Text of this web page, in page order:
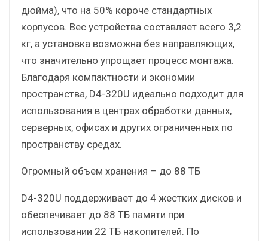
дюйма), что на 50% короче стандартных
корпусов. Вес устройства составляет всего 3,2
кг, а установка возможна без направляющих,
что значительно упрощает процесс монтажа.
Благодаря компактности и экономии
пространства, D4-320U идеально подходит для
использования в центрах обработки данных,
серверных, офисах и других ограниченных по
пространству средах.
Огромный объем хранения – до 88 ТБ
D4-320U поддерживает до 4 жестких дисков и
обеспечивает до 88 ТБ памяти при
использовании 22 ТБ накопителей. По